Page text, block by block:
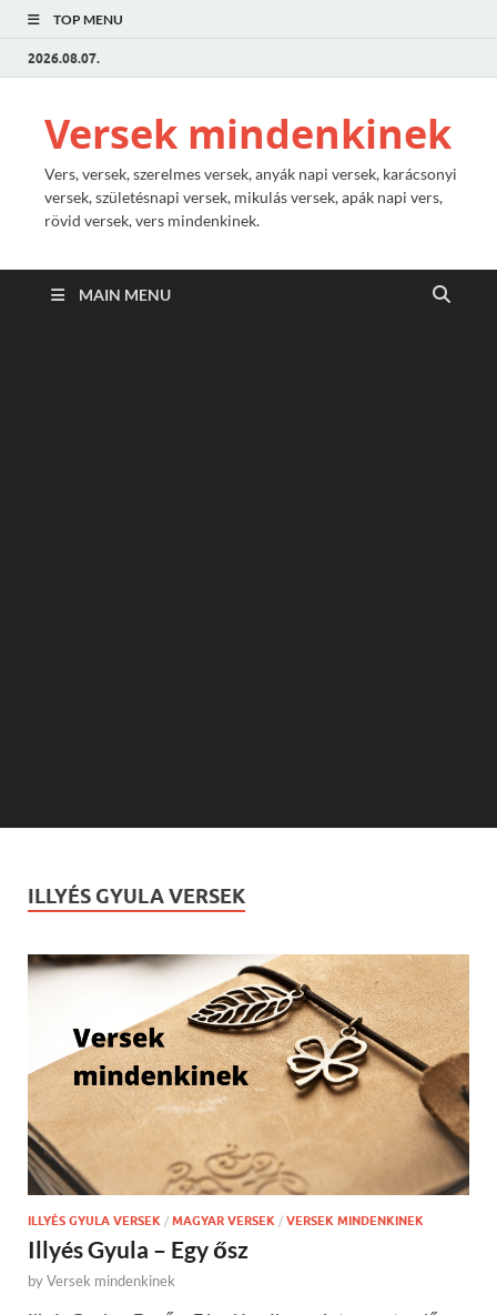
TOP MENU
2026.08.07.
Versek mindenkinek
Vers, versek, szerelmes versek, anyák napi versek, karácsonyi
versek, születésnapi versek, mikulás versek, apák napi vers,
rövid versek, vers mindenkinek.
MAIN MENU
ILLYÉS GYULA VERSEK
ILLYÉS GYULA VERSEK / MAGYAR VERSEK / VERSEK MINDENKINEK
Illyés Gyula – Egy ősz
byVersek mindenkinek